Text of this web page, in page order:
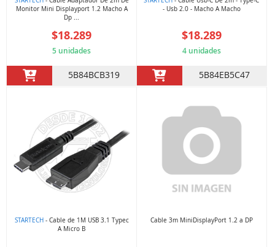
Monitor Mini Displayport 1.2 Macho A
Dp ...
$18.289
5 unidades
5B84BCB319
- Usb 2.0 - Macho A Macho
$18.289
4 unidades
5B84EB5C47
STARTECH - Cable de 1M USB 3.1 Typec
A Micro B
Cable 3m MiniDisplayPort 1.2 a DP